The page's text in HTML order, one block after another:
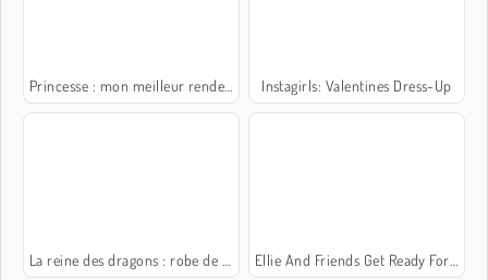
Princesse : mon meilleur rendez-vous Instagirls: Valentines Dress-Up
La reine des dragons : robe de mariée Ellie And Friends Get Ready For First Date